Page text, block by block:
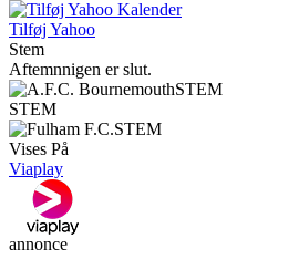
Tilføj Yahoo
Stem
Aftemnnigen er slut.
STEM
STEM
STEM
Vises På
Viaplay
annonce